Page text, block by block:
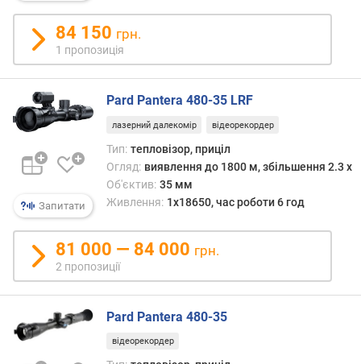
о
у
н
а
в
д
с
а
н
і
1
0
0
(
84 150 грн.
1 пропозиція
Запитати
Pard Pantera 480-35 LRF
лазерний далекомір відеорекордер
Тип: тепловізор, приціл
Огляд: виявлення до 1800 м, збільшення 2.3 x
Об'єктив: 35 мм
Живлення: 1x18650, час роботи 6 год
81 000 — 84 000 грн.
2 пропозиції
Pard Pantera 480-35
відеорекордер